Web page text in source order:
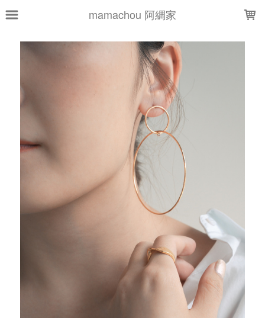
mamachou 阿綢家